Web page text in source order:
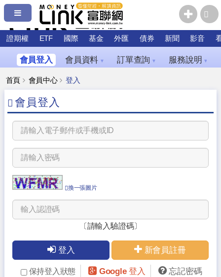
證期權 ETF 國際 基金 外匯 債券 新聞 影音
會員登入 會員資料 ▼ 訂單查詢 ▼ 服務說明 ▼
首頁 會員中心 登入
會員登入
換一張圖片
〔請輸入驗證碼〕
登入 新會員註冊
保持登入狀態 Google 登入 忘記密碼